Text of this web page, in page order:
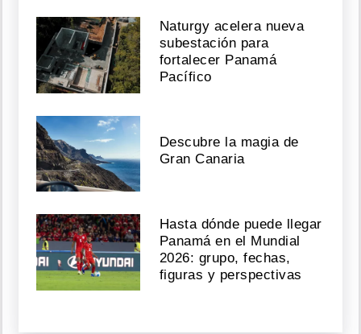
Naturgy acelera nueva
subestación para
fortalecer Panamá
Pacífico
Descubre la magia de
Gran Canaria
Hasta dónde puede llegar
Panamá en el Mundial
2026: grupo, fechas,
figuras y perspectivas